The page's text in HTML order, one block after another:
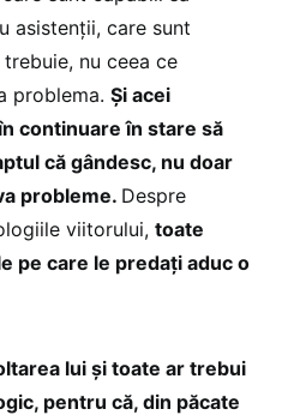
asistenții, care sunt
nu ceea ce
problema. Și acei
continuare în stare să
că gândesc, nu doar
probleme. Despre
viitorului, toate
pe care le predați aduc o
lui și toate ar trebui
pentru că, din păcate